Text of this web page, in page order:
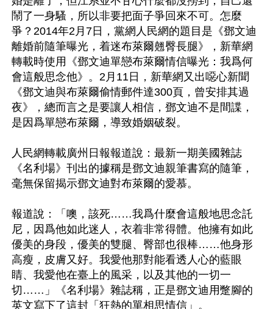
鬧了一身騷，所以非要把面子爭回來不可。怎麼
爭？2014年2月7日，黨網人民網的題目是《鄧文迪
離婚前隨筆曝光，着迷布萊爾翹臀長腿》，新華網
轉載時使用《鄧文迪單戀布萊爾情信曝光：我爲何
會這般思念他》。2月11日，新華網又出噁心新聞
《鄧文迪與布萊爾偷情郵件達300頁，曾安排其過
夜》，總而言之是要讓人相信，鄧文迪不是間諜，
是因爲單戀布萊爾，導致婚姻破裂。
人民網轉載廣州日報報道說：最新一期美國雜誌
《名利場》刊出的據稱是鄧文迪親筆書寫的隨筆，
毫無保留揭示鄧文迪對布萊爾的愛慕。
報道說：「噢，該死……我爲什麼會這般地思念託
尼，因爲他如此迷人，衣着非常得體。他擁有如此
優美的身段，優美的雙腿、臀部也很棒……他身形
高瘦，皮膚又好。我愛他那對能看透人心的藍眼
睛、我愛他在臺上的風采，以及其他的一切一
切……」《名利場》雜誌稱，正是鄧文迪用蹩腳的
英文寫下了這封「狂熱的單相思情信」。